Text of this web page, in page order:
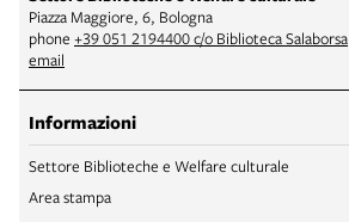
Piazza Maggiore, 6, Bologna
phone +39 051 2194400 c/o Biblioteca Salaborsa
email
Informazioni
Settore Biblioteche e Welfare culturale
Area stampa